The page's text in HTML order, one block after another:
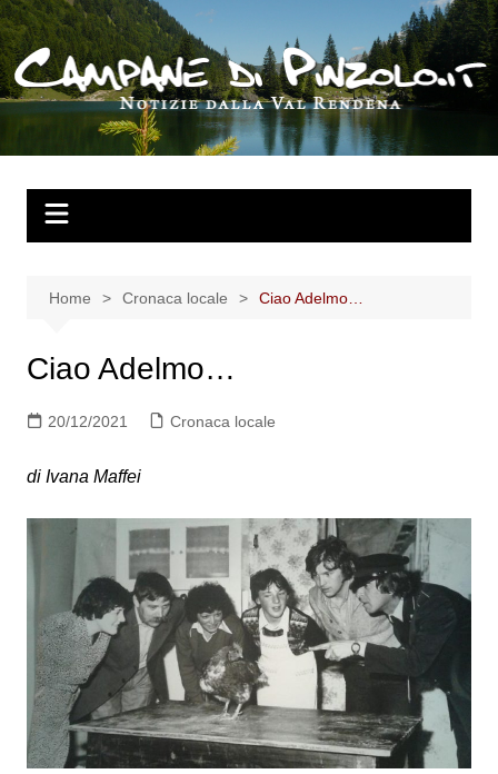
Salta
al
contenuto
Home Cronaca locale Ciao Adelmo…
Ciao Adelmo…
20/12/2021 Cronaca locale
di Ivana Maffei